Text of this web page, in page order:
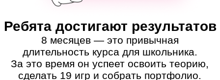
Комфортная учёба
Ребёнок может посмотреть материалы
курса, даже если его пришлось
пропустить: все записи сохраняются.
Если возникнут вопросы, кураторы
GeekSchool придут на помощь.